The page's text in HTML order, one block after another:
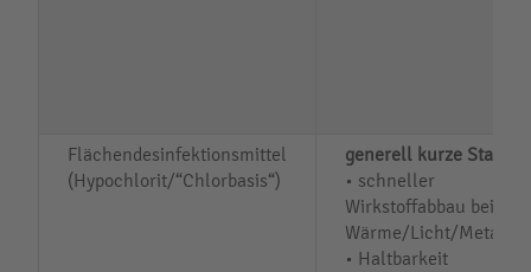
Flächendesinfektionsmittel
(Hypochlorit/“Chlorbasis“)
generell kurze
• schneller
Wirkstoffabbau bei
Wärme/Licht/Metallen
• Haltbarkeit